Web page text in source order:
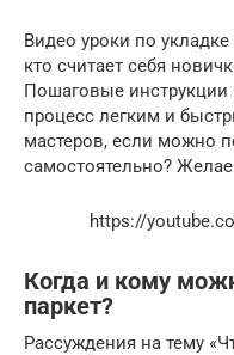
Видео уроки по
кто считает себя
Пошаговые
процесс легким и
мастеров, если можно
самостоятельно?
https://
Когда и кому
паркет?
Рассуждения на тему